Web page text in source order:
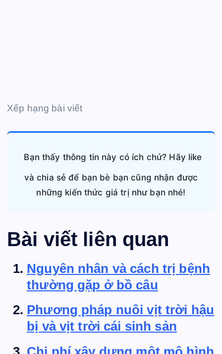
Xếp hạng bài viết
Bạn thấy thông tin này có ích chứ? Hãy like
và chia sẻ để bạn bè bạn cũng nhận được
những kiến thức giá trị như bạn nhé!
Bài viết liên quan
Nguyên nhân và cách trị bệnh
thường gặp ở bồ câu
Phương pháp nuôi vịt trời hậu
bị và vịt trời cái sinh sản